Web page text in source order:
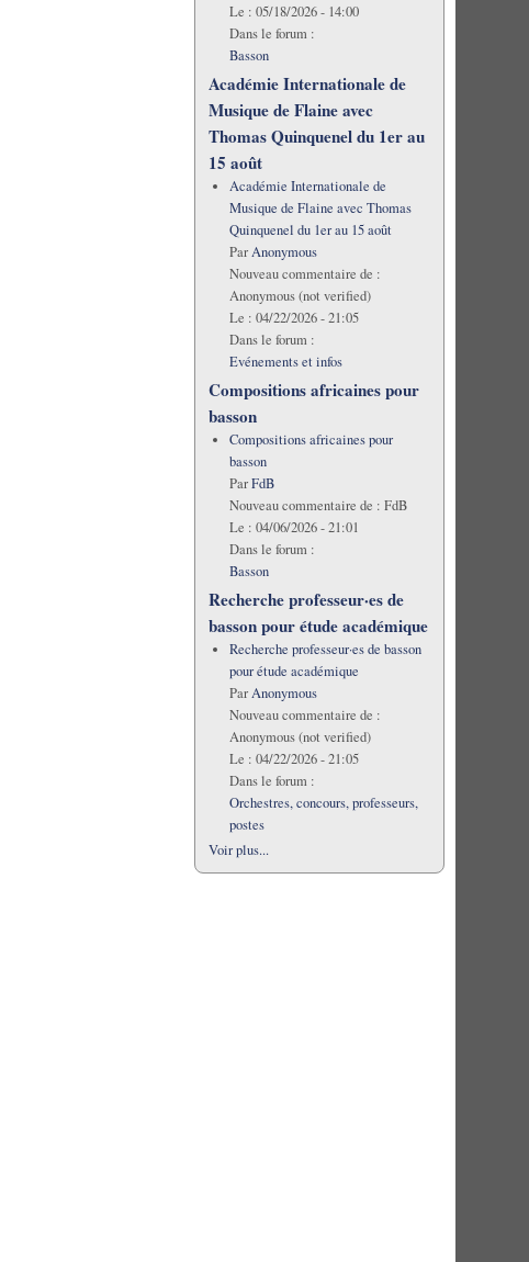
Le : 05/18/2026 - 14:00
Dans le forum :
Basson
Académie Internationale de
Musique de Flaine avec
Thomas Quinquenel du 1er au
15 août
Académie Internationale de
Musique de Flaine avec Thomas
Quinquenel du 1er au 15 août
ParAnonymous
Nouveau commentaire de :
Anonymous (not verified)
Le : 04/22/2026 - 21:05
Dans le forum :
Evénements et infos
Compositions africaines pour
basson
Compositions africaines pour
basson
ParFdB
Nouveau commentaire de : FdB
Le : 04/06/2026 - 21:01
Dans le forum :
Basson
Recherche professeur·es de
basson pour étude académique
Recherche professeur·es de basson
pour étude académique
ParAnonymous
Nouveau commentaire de :
Anonymous (not verified)
Le : 04/22/2026 - 21:05
Dans le forum :
Orchestres, concours, professeurs,
postes
Voir plus...